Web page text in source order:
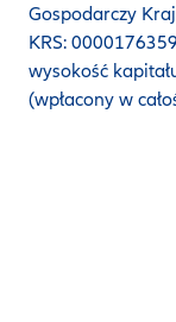
Gospodarczy
KRS:
wysokość
(wpłacony w